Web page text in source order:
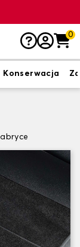
0
Konserwacja